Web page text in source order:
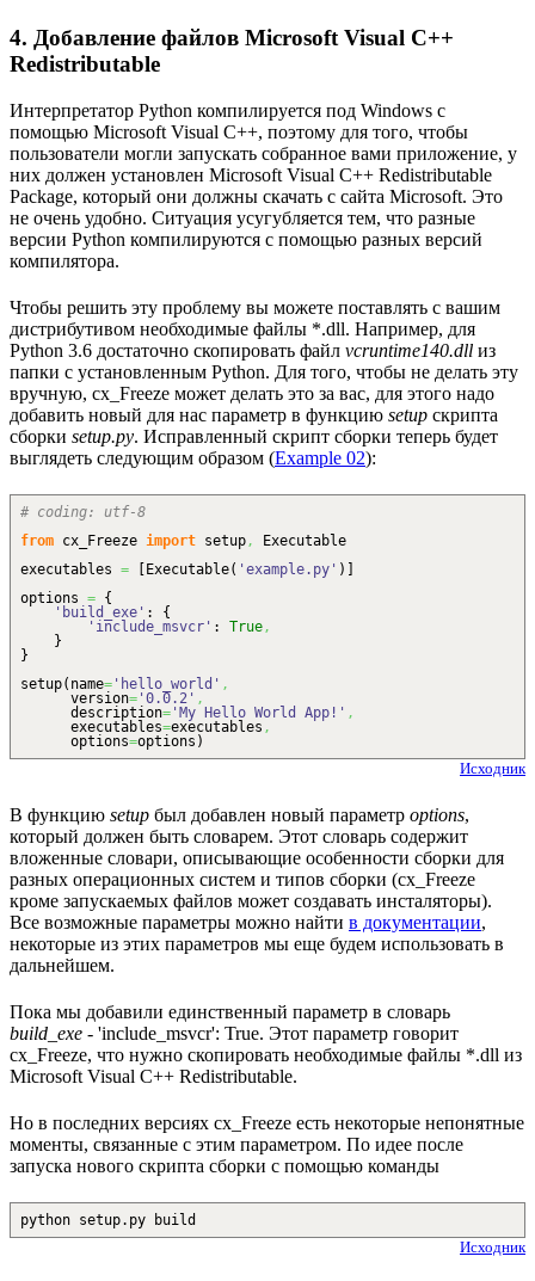
4. Добавление файлов Microsoft Visual C++
Redistributable
Интерпретатор Python компилируется под Windows с
помощью Microsoft Visual C++, поэтому для того, чтобы
пользователи могли запускать собранное вами приложение, у
них должен установлен Microsoft Visual C++ Redistributable
Package, который они должны скачать с сайта Microsoft. Это
не очень удобно. Ситуация усугубляется тем, что разные
версии Python компилируются с помощью разных версий
компилятора.
Чтобы решить эту проблему вы можете поставлять с вашим
дистрибутивом необходимые файлы *.dll. Например, для
Python 3.6 достаточно скопировать файл vcruntime140.dll из
папки с установленным Python. Для того, чтобы не делать эту
вручную, cx_Freeze может делать это за вас, для этого надо
добавить новый для нас параметр в функцию setup скрипта
сборки setup.py. Исправленный скрипт сборки теперь будет
выглядеть следующим образом (Example 02):
# coding: utf-8
from cx_Freeze import setup,
Executable
executables = Executable( 'example.py' )
options = {
'build_exe' : {
'include_msvcr' : True,
}
}
setup( name= 'hello_world' ,
version= '0.0.2' ,
description= 'My Hello World App!' ,
executables=executables ,
options=options )
Исходник
В функцию setup был добавлен новый параметр options,
который должен быть словарем. Этот словарь содержит
вложенные словари, описывающие особенности сборки для
разных операционных систем и типов сборки (cx_Freeze
кроме запускаемых файлов может создавать инсталяторы).
Все возможные параметры можно найти в документации,
некоторые из этих параметров мы еще будем использовать в
дальнейшем.
Пока мы добавили единственный параметр в словарь
build_exe - 'include_msvcr': True. Этот параметр говорит
cx_Freeze, что нужно скопировать необходимые файлы *.dll из
Microsoft Visual C++ Redistributable.
Но в последних версиях cx_Freeze есть некоторые непонятные
моменты, связанные с этим параметром. По идее после
запуска нового скрипта сборки с помощью команды
python setup.py build
Исходник